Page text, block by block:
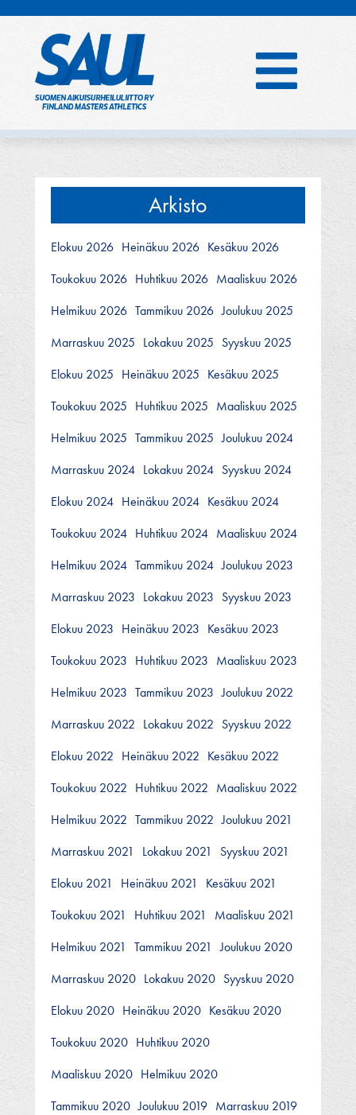
Arkisto
Elokuu 2026 Heinäkuu 2026 Kesäkuu 2026
Toukokuu 2026 Huhtikuu 2026 Maaliskuu 2026
Helmikuu 2026 Tammikuu 2026 Joulukuu 2025
Marraskuu 2025 Lokakuu 2025 Syyskuu 2025
Elokuu 2025 Heinäkuu 2025 Kesäkuu 2025
Toukokuu 2025 Huhtikuu 2025 Maaliskuu 2025
Helmikuu 2025 Tammikuu 2025 Joulukuu 2024
Marraskuu 2024 Lokakuu 2024 Syyskuu 2024
Elokuu 2024 Heinäkuu 2024 Kesäkuu 2024
Toukokuu 2024 Huhtikuu 2024 Maaliskuu 2024
Helmikuu 2024 Tammikuu 2024 Joulukuu 2023
Marraskuu 2023 Lokakuu 2023 Syyskuu 2023
Elokuu 2023 Heinäkuu 2023 Kesäkuu 2023
Toukokuu 2023 Huhtikuu 2023 Maaliskuu 2023
Helmikuu 2023 Tammikuu 2023 Joulukuu 2022
Marraskuu 2022 Lokakuu 2022 Syyskuu 2022
Elokuu 2022 Heinäkuu 2022 Kesäkuu 2022
Toukokuu 2022 Huhtikuu 2022 Maaliskuu 2022
Helmikuu 2022 Tammikuu 2022 Joulukuu 2021
Marraskuu 2021
Lokakuu 2021
Syyskuu 2021
Elokuu 2021
Heinäkuu 2021
Kesäkuu 2021
Toukokuu 2021
Huhtikuu 2021
Maaliskuu 2021
Helmikuu 2021
Tammikuu 2021
Joulukuu 2020
Marraskuu 2020 Lokakuu 2020 Syyskuu 2020
Elokuu 2020 Heinäkuu 2020 Kesäkuu 2020
Toukokuu 2020 Huhtikuu 2020
Maaliskuu 2020 Helmikuu 2020
Tammikuu 2020 Joulukuu 2019 Marraskuu 2019